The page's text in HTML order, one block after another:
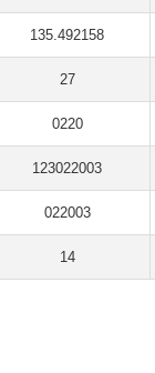
135.492158
27
0220
123022003
022003
14